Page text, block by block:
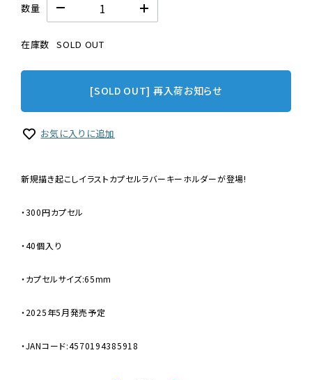
数量
在庫数 SOLD OUT
[SOLD OUT] 再入荷お知らせ
お気に入りに追加
新規描き起こしイラストカプセルラバーキーホルダーが登場!
・300円カプセル
・40個入り
・カプセルサイズ:65mm
・2025年5月発売予定
・JANコード:4570194385918